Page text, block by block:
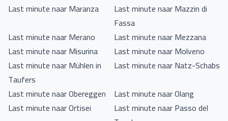
Last minute naar Maranza
Last minute naar Mazzin di
Fassa
Last minute naar Merano
Last minute naar Mezzana
Last minute naar Misurina
Last minute naar Molveno
Last minute naar Mühlen in
Taufers
Last minute naar Natz-Schabs
Last minute naar Obereggen Last minute naar Olang
Last minute naar Ortisei
Last minute naar Passo del